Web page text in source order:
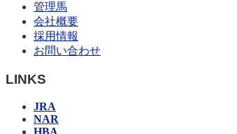
管理馬
会社概要
採用情報
お問い合わせ
LINKS
JRA
NAR
HBA